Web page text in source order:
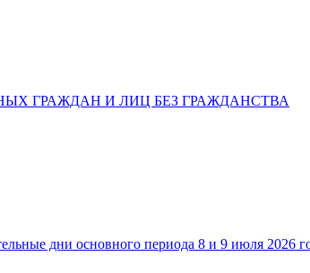
ГРАЖДАН И ЛИЦ БЕЗ ГРАЖДАНСТВА
дни основного периода 8 и 9 июля 2026